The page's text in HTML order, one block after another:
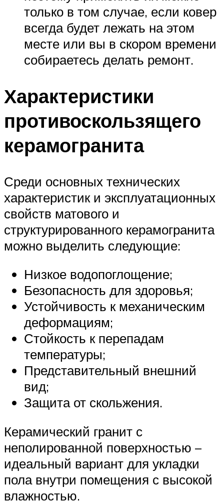
только в том случае, если ковер
всегда будет лежать на этом
месте или вы в скором времени
собираетесь делать ремонт.
Характеристики
противоскользящего
керамогранита
Среди основных технических
характеристик и эксплуатационных
свойств матового и
структурированного керамогранита
можно выделить следующие:
Низкое водопоглощение;
Безопасность для здоровья;
Устойчивость к механическим
деформациям;
Стойкость к перепадам
температуры;
Представительный внешний
вид;
Защита от скольжения.
Керамический гранит с
неполированной поверхностью –
идеальный вариант для укладки
пола внутри помещения с высокой
влажностью.